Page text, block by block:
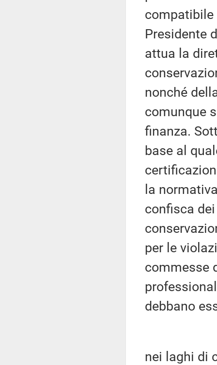
compatibile
Presidente
attua la
nonché
comunque
finanza.
base al
la
confisca
per le
commesse
debbano
nei laghi di